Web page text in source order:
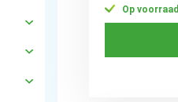
Op voorraad